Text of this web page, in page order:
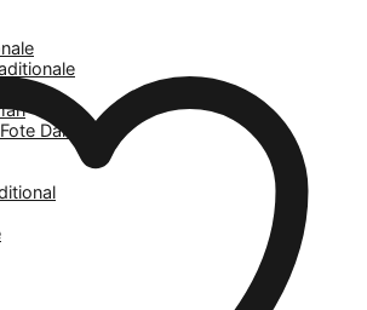
Dama